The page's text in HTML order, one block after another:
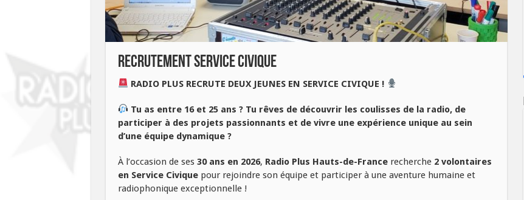
RECRUTEMENT SERVICE CIVIQUE
RADIO PLUS RECRUTE DEUX JEUNES EN SERVICE CIVIQUE !
Tu as entre 16 et 25 ans ? Tu rêves de découvrir les coulisses de la radio, de
participer à des projets passionnants et de vivre une expérience unique au sein
d’une équipe dynamique ?
À l’occasion de ses 30 ans en 2026, Radio Plus Hauts-de-Francerecherche 2 volontaires
en Service Civiquepour rejoindre son équipe et participer à une aventure humaine et
radiophonique exceptionnelle !